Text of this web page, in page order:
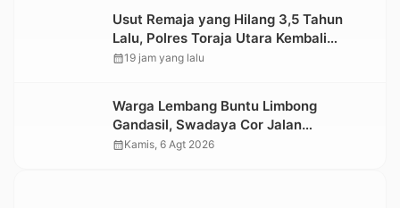
Usut Remaja yang Hilang 3,5 Tahun
Lalu, Polres Toraja Utara Kembali
Datangi TKP
calendar_month19 jam yang lalu
Warga Lembang Buntu Limbong
Gandasil, Swadaya Cor Jalan
Sepanjang 500 Meter
calendar_monthKamis, 6 Agt 2026